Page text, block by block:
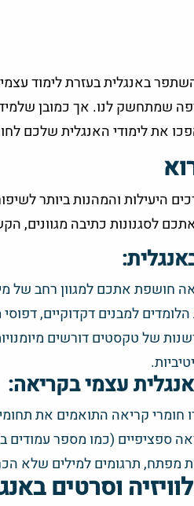
באנגלית בעזרת לימוד
שמתחשק לנו. אך כמובן
היעילות והמהנות ביותר
לסגנונות כתיבה מגוונים,
חושפת אתכם למגוון רחב של
למבנים דקדוקיים, דפוסי
של טקסטים דורשים
עצמי בקריאה:
חומרי קריאה התואמים את
ספציפיים (כמו מספר
מפתח, תרגומים למילים שלא
וסרטים